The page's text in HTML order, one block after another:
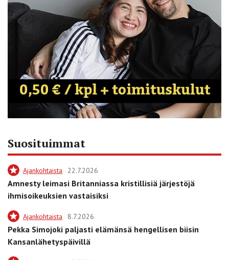
Suosituimmat
Ajankohtaista 22.7.2026
Amnesty leimasi Britanniassa kristillisiä järjestöjä
ihmisoikeuksien vastaisiksi
Ajankohtaista 8.7.2026
Pekka Simojoki paljasti elämänsä hengellisen biisin
Kansanlähetyspäivillä